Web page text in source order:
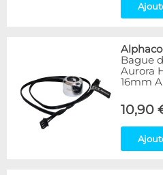
Disponibilité / Promotions
Articles en promotions
Appliquer
Bague
Aurora
16mm
10,90